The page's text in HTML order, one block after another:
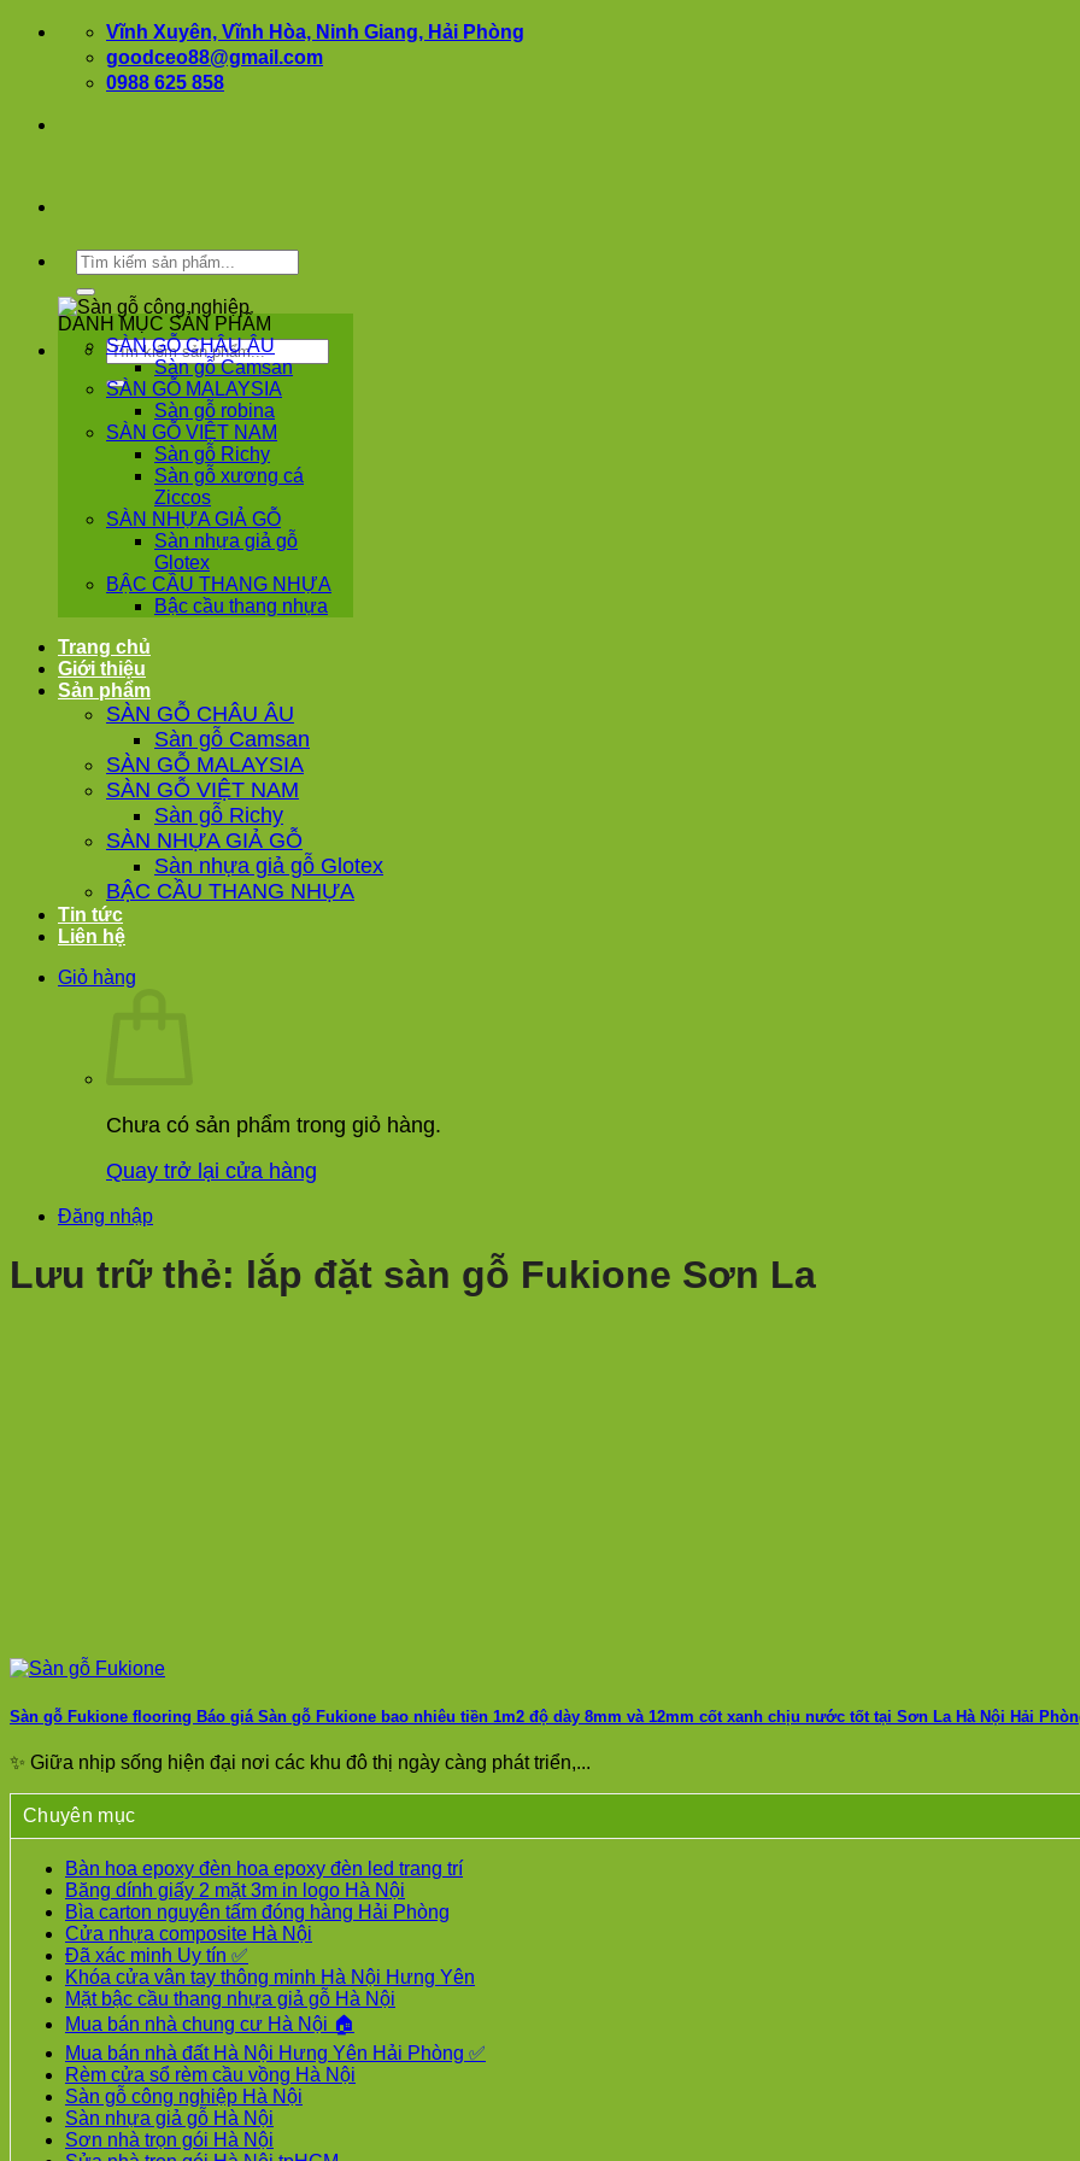
Vĩnh Xuyên, Vĩnh Hòa, Ninh Giang, Hải Phòng
goodceo88@gmail.com
0988 625 858
Tìm
kiếm:
Tìm
kiếm:
DANH MỤC SẢN PHẨM
SÀN GỖ CHÂU ÂU
Sàn gỗ Camsan
SÀN GỖ MALAYSIA
Sàn gỗ robina
SÀN GỖ VIỆT NAM
Sàn gỗ Richy
Sàn gỗ xương cá
Ziccos
SÀN NHỰA GIẢ GỖ
Sàn nhựa giả gỗ
Glotex
BẬC CẦU THANG NHỰA
Bậc cầu thang nhựa
Trang chủ
Giới thiệu
Sản phẩm
SÀN GỖ CHÂU ÂU
Sàn gỗ Camsan
SÀN GỖ MALAYSIA
SÀN GỖ VIỆT NAM
Sàn gỗ Richy
SÀN NHỰA GIẢ GỖ
Sàn nhựa giả gỗ Glotex
BẬC CẦU THANG NHỰA
Tin tức
Liên hệ
Giỏ hàng
Chưa có sản phẩm trong giỏ hàng.
Quay trở lại cửa hàng
Đăng nhập
Lưu trữ thẻ: lắp đặt sàn gỗ Fukione Sơn La
Sàn gỗ Fukione flooring Báo giá Sàn gỗ Fukione bao nhiêu tiền 1m2 độ dày 8mm và 12mm cốt xanh chịu nước tốt tại Sơn La Hà Nội Hải
✨ Giữa nhịp sống hiện đại nơi các khu đô thị ngày càng phát triển,...
Chuyên mục
Bàn hoa epoxy đèn hoa epoxy đèn led trang trí
Băng dính giấy 2 mặt 3m in logo Hà Nội
Bìa carton nguyên tấm đóng hàng Hải Phòng
Cửa nhựa composite Hà Nội
Đã xác minh Uy tín ✅
Khóa cửa vân tay thông minh Hà Nội Hưng Yên
Mặt bậc cầu thang nhựa giả gỗ Hà Nội
Mua bán nhà chung cư Hà Nội 🏠
Mua bán nhà đất Hà Nội Hưng Yên Hải Phòng ✅
Rèm cửa sổ rèm cầu vồng Hà Nội
Sàn gỗ công nghiệp Hà Nội
Sàn nhựa giả gỗ Hà Nội
Sơn nhà trọn gói Hà Nội